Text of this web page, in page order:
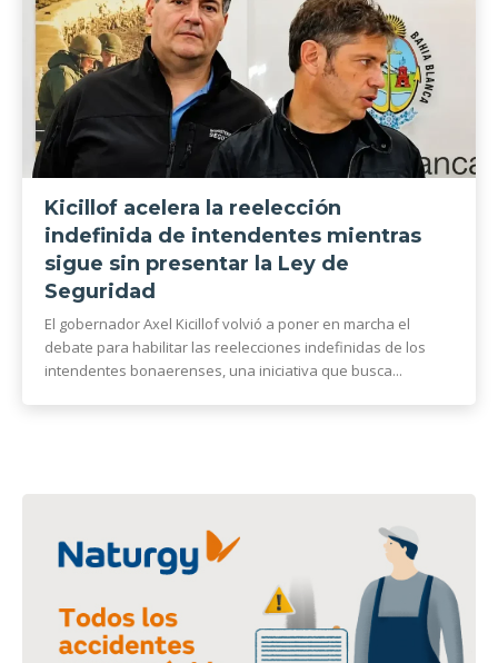
Kicillof acelera la reelección
indefinida de intendentes mientras
sigue sin presentar la Ley de
Seguridad
El gobernador Axel Kicillof volvió a poner en marcha el
debate para habilitar las reelecciones indefinidas de los
intendentes bonaerenses, una iniciativa que busca...